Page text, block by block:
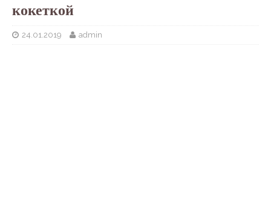
кокеткой
24.01.2019 admin